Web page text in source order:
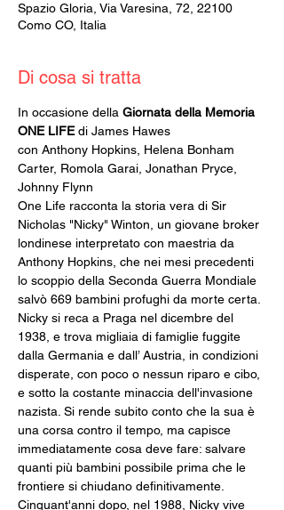
Spazio Gloria, Via Varesina, 72, 22100
Como CO, Italia
Di cosa si tratta
In occasione della Giornata della Memoria
ONE LIFE di James Hawes
con Anthony Hopkins, Helena Bonham
Carter, Romola Garai, Jonathan Pryce,
Johnny Flynn
One Life racconta la storia vera di Sir
Nicholas "Nicky" Winton, un giovane broker
londinese interpretato con maestria da
Anthony Hopkins, che nei mesi precedenti
lo scoppio della Seconda Guerra Mondiale
salvò 669 bambini profughi da morte certa.
Nicky si reca a Praga nel dicembre del
1938, e trova migliaia di famiglie fuggite
dalla Germania e dall’ Austria, in condizioni
disperate, con poco o nessun riparo e cibo,
e sotto la costante minaccia dell'invasione
nazista. Si rende subito conto che la sua è
una corsa contro il tempo, ma capisce
immediatamente cosa deve fare: salvare
quanti più bambini possibile prima che le
frontiere si chiudano definitivamente.
Cinquant'anni dopo, nel 1988, Nicky vive